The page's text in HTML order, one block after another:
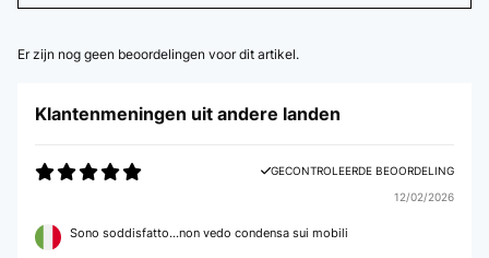
Er zijn nog geen beoordelingen voor dit artikel.
Klantenmeningen uit andere landen
GECONTROLEERDE BEOORDELING
12/02/2026
Sono soddisfatto...non vedo condensa sui mobili